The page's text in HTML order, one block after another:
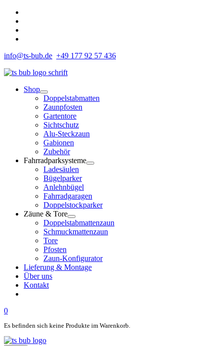
Zum
Inhalt
springen
info@ts-bub.de +49 177 92 57 436
Shop
Doppelstabmatten
Zaunpfosten
Gartentore
Sichtschutz
Alu-Steckzaun
Gabionen
Zubehör
Fahrradparksysteme
Ladesäulen
Bügelparker
Anlehnbügel
Fahrradgaragen
Doppelstockparker
Zäune & Tore
Doppelstabmattenzaun
Schmuckmattenzaun
Tore
Pfosten
Zaun-Konfigurator
Lieferung & Montage
Über uns
Kontakt
0
Es befinden sich keine Produkte im Warenkorb.